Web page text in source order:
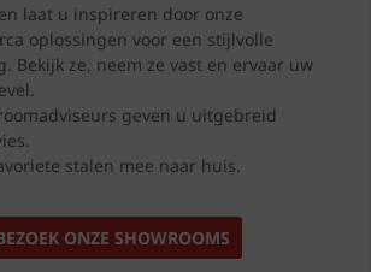
laat u inspireren door onze
oplossingen voor een stijlvolle
Bekijk ze, neem ze vast en ervaar uw
geven u uitgebreid
stalen mee naar huis.
ONZE SHOWROOMS